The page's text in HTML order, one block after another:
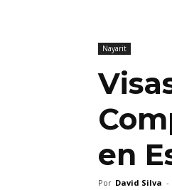
Nayarit
en
Por David Silva -